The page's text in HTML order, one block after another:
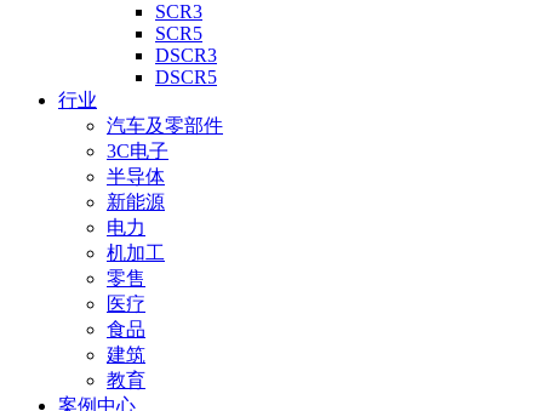
SCR3
SCR5
DSCR3
DSCR5
行业
汽车及零部件
3C电子
半导体
新能源
电力
机加工
零售
医疗
食品
建筑
教育
案例中心